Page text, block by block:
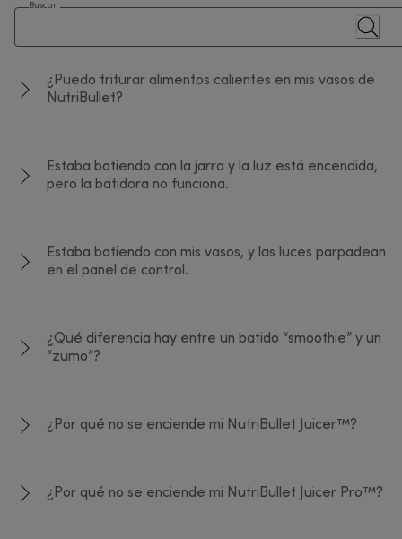
Buscar
¿Puedo triturar alimentos calientes en mis vasos de
NutriBullet?
Estaba batiendo con la jarra y la luz está encendida,
pero la batidora no funciona.
Estaba batiendo con mis vasos, y las luces parpadean
en el panel de control.
¿Qué diferencia hay entre un batido “smoothie” y un
“zumo”?
¿Por qué no se enciende mi NutriBullet Juicer™?
¿Por qué no se enciende mi NutriBullet Juicer Pro™?